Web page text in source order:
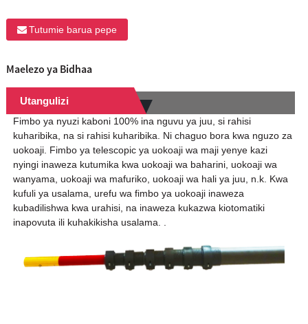
Tutumie barua pepe
Maelezo ya Bidhaa
Utangulizi
Fimbo ya nyuzi kaboni 100% ina nguvu ya juu, si rahisi
kuharibika, na si rahisi kuharibika. Ni chaguo bora kwa nguzo za
uokoaji. Fimbo ya telescopic ya uokoaji wa maji yenye kazi
nyingi inaweza kutumika kwa uokoaji wa baharini, uokoaji wa
wanyama, uokoaji wa mafuriko, uokoaji wa hali ya juu, n.k. Kwa
kufuli ya usalama, urefu wa fimbo ya uokoaji inaweza
kubadilishwa kwa urahisi, na inaweza kukazwa kiotomatiki
inapovuta ili kuhakikisha usalama. .